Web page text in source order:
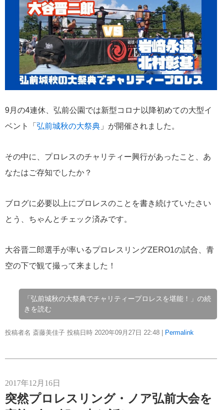
9月の4連休、弘前公園では新型コロナ以降初めての大型イ
ベント「 弘前城秋の大祭典 」が開催されました。
その中に、プロレスのチャリティー興行があったこと、あ
なたはご存知でしたか？
ブログに必要以上にプロレスのことを書き続けていたさい
とう、ちゃんとチェック済みです。
大谷晋二郎選手が率いるプロレスリングZERO1の試合、青
空の下で観て撮って来ました！
「弘前城秋の大祭典でチャリティープロレスを堪能！」の続
きを読む
投稿者名 斎藤美佳子 投稿日時 2020年09月27日 22:48 Permalink
2017年12月16日
突然プロレスリング・ノア弘前大会を